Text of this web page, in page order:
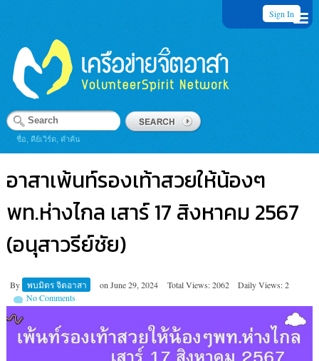
Sign In
ชื่อ, คีย์เวิร์ด, คำค้น
อาสาเพ้นท์รองเท้าสวยให้น้องๆ
พท.ห่างไกล เสาร์ 17 สิงหาคม 2567
(อนุสาวรีย์ชัย)
By พบมิตร จิตอาสา on June 29, 2024 Total Views: 2062
Daily Views: 2
No Comments